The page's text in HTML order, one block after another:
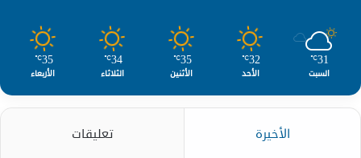
31
℃
السبت
32
℃
الأحد
35
℃
الأثنين
34
℃
الثلاثاء
35
℃
الأربعاء
الأخيرة تعليقات